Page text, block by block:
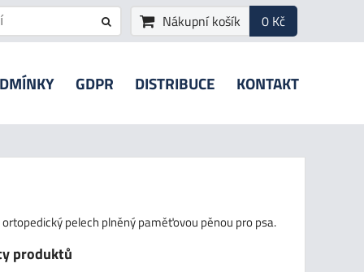
Nákupní košík 0 Kč
GDPR DISTRIBUCE KONTAKT
pelech plněný paměťovou pěnou pro psa.
produktů